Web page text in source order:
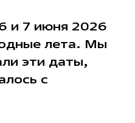
и 7 июня 2026
лета. Мы
эти даты,
с